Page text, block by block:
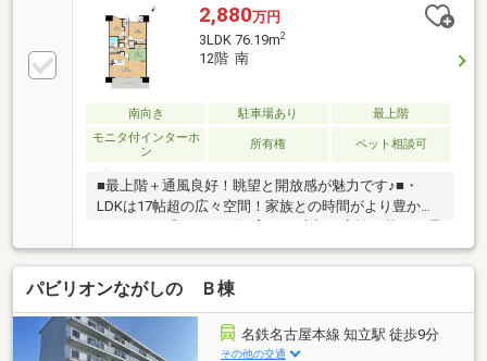
2,880万円
3LDK 76.19m2
12階 南
南向き 駐車場あり
最上階
モニタ付インターホ
ン
所有権 ペット相談可
■最上階＋通風良好！眺望と開放感が魅力です♪■・
LDKは17帖超の広々空間！家族との時間がより豊かに
想の住まいです！■毎日の使いやすさに配慮！水回り
は全て独立設計■・洗面室も広く、朝の身支度や家事
も快適にこなせます♪・下足入れ付きの玄関でスッキ
リとした印象を演出します。■和室付きの3LDK■・豊
富な収納で居住空間をすっきり保てるのも嬉しいです
ね！・南向きバルコニーで日差しが心地よい空間が広
パビリオンながしの Ｂ棟
名鉄名古屋本線 知立駅 徒歩9分
その他の交通